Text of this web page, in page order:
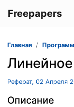
Freepapers
Главная
Реферат, 02 Апреля
Описание